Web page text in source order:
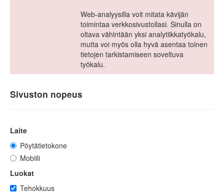
Web-analyysilla voit mitata kävijän
toimintaa verkkosivustollasi. Sinulla on
oltava vähintään yksi analytiikkatyökalu,
mutta voi myös olla hyvä asentaa toinen
tietojen tarkistamiseen soveltuva
työkalu.
Sivuston nopeus
Laite
Pöytätietokone
Mobiili
Luokat
Tehokkuus